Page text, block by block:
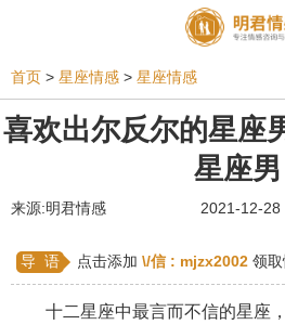
相亲 同性恋 恋爱
爱情相关 星座
姻缘测试 美容 怀孕
感情挽回 双鱼座男生
水瓶座男生 摩羯座男生
首页 > 星座情感 > 星座情感
喜欢出尔反尔的星座
星座男
来源:明君情感 2021-12-28
导 语 点击添加 \/信 : mjzx2002 领
十二星座中最言而不信的星座，